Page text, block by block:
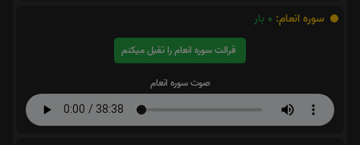
سوره انعام: 0 بار
قرائت سوره انعام را تقبل میکنم
صوت سوره انعام